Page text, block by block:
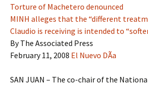
Torture of Machetero denounced
MINH alleges that the “different
Claudio is receiving is intended to
By The Associated Press
February 11, 2008 El Nuevo DÃ­a
SAN JUAN – The co-chair of the